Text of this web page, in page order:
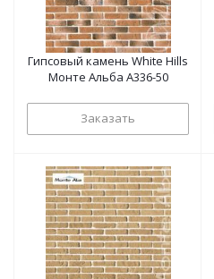
Гипсовый камень White Hills
Монте Альба А336-50
Заказать